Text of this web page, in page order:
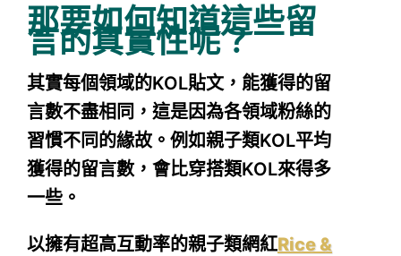
那要如何知道這些留
言的真實性呢？
其實每個領域的KOL貼文，能獲得的留
言數不盡相同，這是因為各領域粉絲的
習慣不同的緣故。例如親子類KOL平均
獲得的留言數，會比穿搭類KOL來得多
一些。
以擁有超高互動率的親子類網紅Rice &